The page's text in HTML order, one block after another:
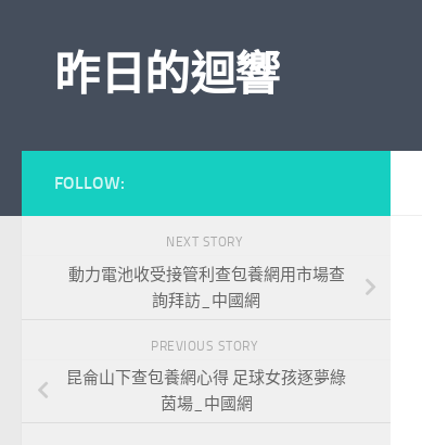
昨日的迴響
FOLLOW:
NEXT STORY
動力電池收受接管利查包養網用市場查
詢拜訪_中國網
PREVIOUS STORY
昆侖山下查包養網心得 足球女孩逐夢綠
茵場_中國網